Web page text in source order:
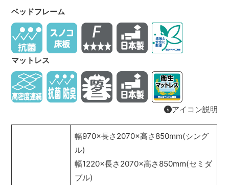
ベッドフレーム
マットレス
アイコン説明
幅970×長さ2070×高さ850mm(シング
ル)
幅1220×長さ2070×高さ850mm(セミダ
ブル)